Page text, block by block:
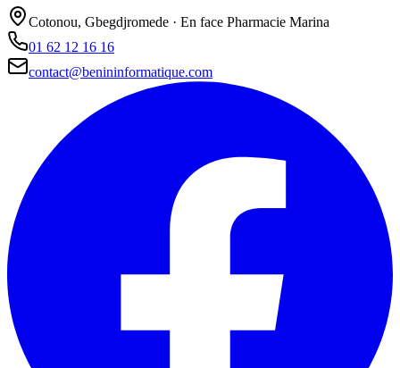
Cotonou, Gbegdjromede · En face Pharmacie Marina
01 62 12 16 16
contact@benininformatique.com